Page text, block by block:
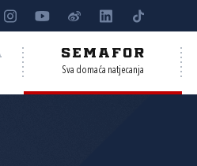
SEMAFOR
Sva domaća natjecanja